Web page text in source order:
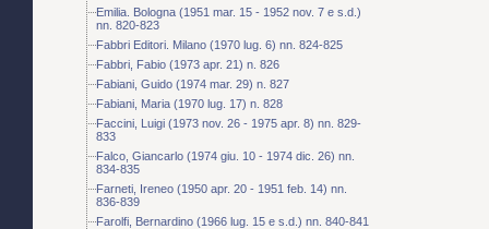
Emilia. Bologna (1951 mar. 15 - 1952 nov. 7 e s.d.)
nn. 820-823
Fabbri Editori. Milano (1970 lug. 6) nn. 824-825
Fabbri, Fabio (1973 apr. 21) n. 826
Fabiani, Guido (1974 mar. 29) n. 827
Fabiani, Maria (1970 lug. 17) n. 828
Faccini, Luigi (1973 nov. 26 - 1975 apr. 8) nn. 829-
833
Falco, Giancarlo (1974 giu. 10 - 1974 dic. 26) nn.
834-835
Farneti, Ireneo (1950 apr. 20 - 1951 feb. 14) nn.
836-839
Farolfi, Bernardino (1966 lug. 15 e s.d.) nn. 840-841